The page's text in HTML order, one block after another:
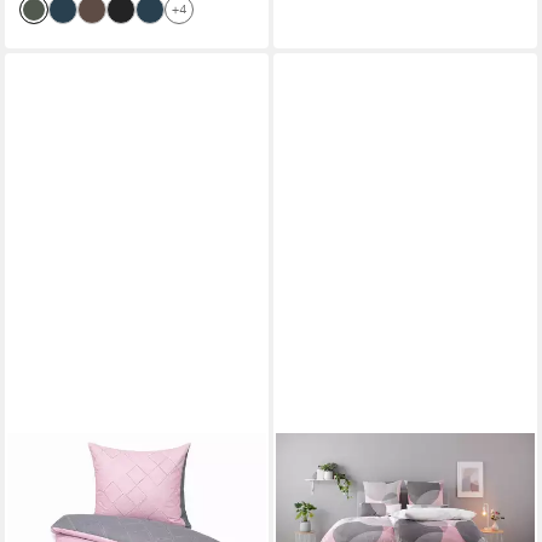
+4
Bettwäsche Bettbezug
135x200 80x80 geometirisch
OTTO HOME
Bettwäsche Carla ab Gr.
135x200 cm und in drei